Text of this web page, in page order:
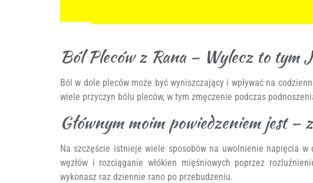
Ból Pleców z Rana – Wylecz to tym
Ból w dole pleców może być wyniszczający i wpływać na
wiele przyczyn bólu pleców, w tym zmęczenie podczas
Głównym moim powiedzeniem jest –
Na szczęście istnieje wiele sposobów na uwolnienie napięcia
węzłów i rozciąganie włókien mięśniowych poprzez
wykonasz raz dziennie rano po przebudzeniu.